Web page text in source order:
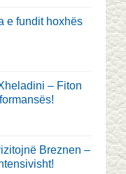
e fundit hoxhës
– Fiton
Breznen –